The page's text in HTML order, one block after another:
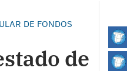
DE FONDOS
de